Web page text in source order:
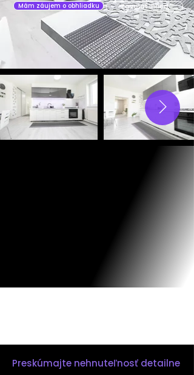
Zavolať ihneď
Mám záujem o obhliadku
Preskúmajte nehnuteľnosť detailne